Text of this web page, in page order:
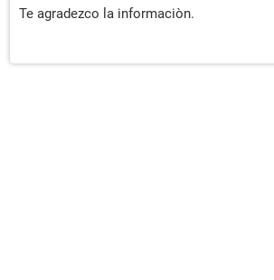
Te agradezco la informaciòn.